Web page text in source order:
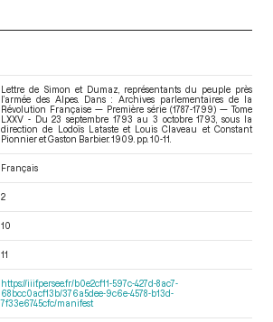
Lettre de Simon et Dumaz, représentants du peuple près
l’armée des Alpes. Dans : Archives parlementaires de la
Révolution Française — Première série (1787-1799) — Tome
LXXV - Du 23 septembre 1793 au 3 octobre 1793
, sous la
direction de Lodoïs Lataste et Louis Claveau et Constant
Pionnier et Gaston Barbier. 1909. pp. 10-11.
Français
2
10
11
https://iiif.persee.fr/b0e2cf11-597c-427d-8ac7-
68bcc0acf13b/376a5dee-9c6e-4578-b13d-
7f33e6745cfc/manifest